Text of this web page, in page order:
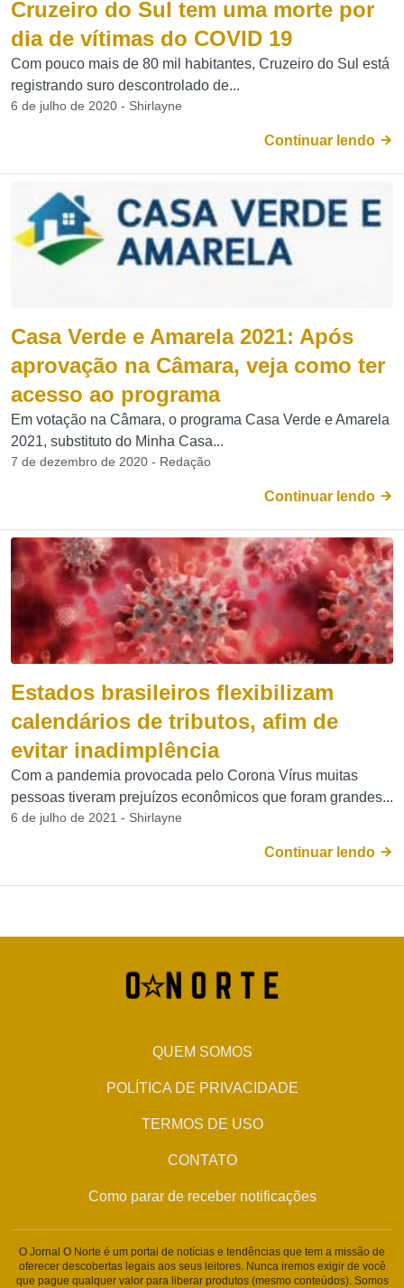
Cruzeiro do Sul tem uma morte por
dia de vítimas do COVID 19
Com pouco mais de 80 mil habitantes, Cruzeiro do Sul está
registrando suro descontrolado de...
6 de julho de 2020 - Shirlayne
Continuar lendo
Casa Verde e Amarela 2021: Após
aprovação na Câmara, veja como ter
acesso ao programa
Em votação na Câmara, o programa Casa Verde e Amarela
2021, substituto do Minha Casa...
7 de dezembro de 2020 - Redação
Continuar lendo
Estados brasileiros flexibilizam
calendários de tributos, afim de
evitar inadimplência
Com a pandemia provocada pelo Corona Vírus muitas
pessoas tiveram prejuízos econômicos que foram grandes...
6 de julho de 2021 - Shirlayne
Continuar lendo
QUEM SOMOS
POLÍTICA DE PRIVACIDADE
TERMOS DE USO
CONTATO
Como parar de receber notificações
O Jornal O Norte é um portal de notícias e tendências que tem a missão de
oferecer descobertas legais aos seus leitores. Nunca iremos exigir de você
que pague qualquer valor para liberar produtos (mesmo conteúdos). Somos